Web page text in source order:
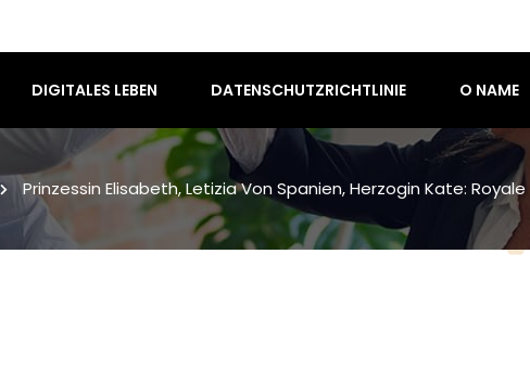
DIGITALES LEBEN DATENSCHUTZRICHTLINIE O NAME
Prinzessin Elisabeth, Letizia Von Spanien, Herzogin Kate: